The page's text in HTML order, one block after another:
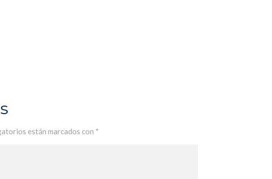
están marcados con *